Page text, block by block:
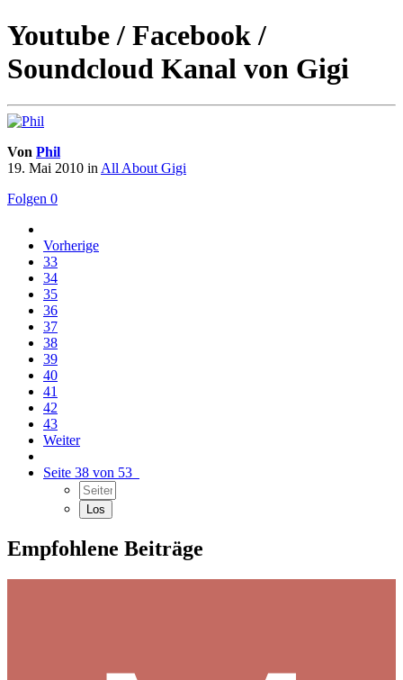
Youtube / Facebook /
Soundcloud Kanal von Gigi
Von Phil
19. Mai 2010 inAll About Gigi
Folgen 0
Vorherige
33
34
35
36
37
38
39
40
41
42
43
Weiter
Seite 38 von 53
Empfohlene Beiträge